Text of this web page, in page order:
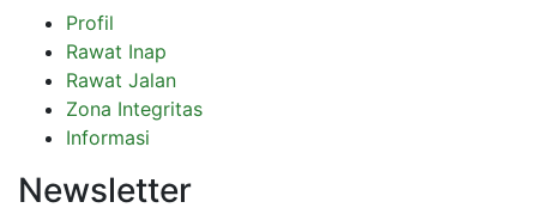
Profil
Rawat Inap
Rawat Jalan
Zona Integritas
Informasi
Newsletter